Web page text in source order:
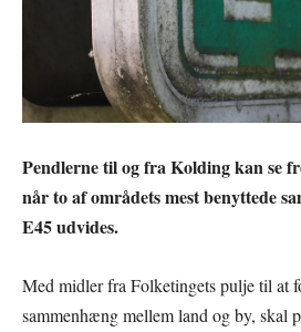
Pendlerne til og fra Kolding kan se
når to af områdets mest benyttede
E45 udvides.
Med midler fra Folketingets pulje til at
sammenhæng mellem land og by, skal